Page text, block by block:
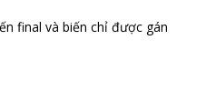
final và biến chỉ được gán